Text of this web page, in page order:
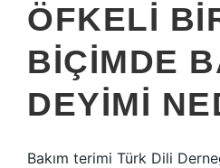
ÖFKELI
BIÇIMDE
DEYIMI
Bakım terimi Türk Dili